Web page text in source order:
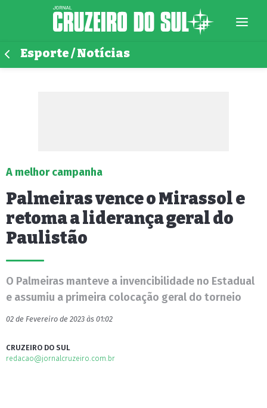
Esporte / Notícias
A melhor campanha
Palmeiras vence o Mirassol e
retoma a liderança geral do
Paulistão
O Palmeiras manteve a invencibilidade no Estadual
e assumiu a primeira colocação geral do torneio
02 de Fevereiro de 2023 às 01:02
CRUZEIRO DO SUL
redacao@jornalcruzeiro.com.br